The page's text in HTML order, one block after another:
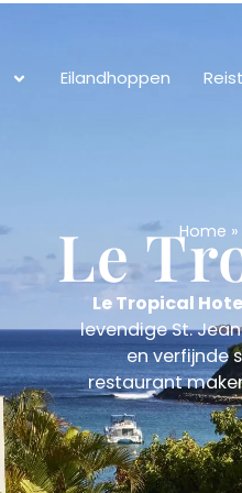
Eilandhoppen
Home »
Le
Le Tropical
levendige St.
en verfijnde
restaurant